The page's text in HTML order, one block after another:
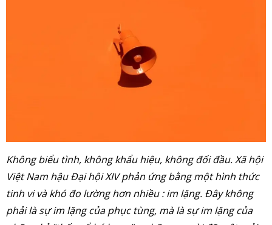
Không biểu tình, không khẩu hiệu, không đối đầu. Xã hội
Việt Nam hậu Đại hội XIV phản ứng bằng một hình thức
tinh vi và khó đo lường hơn nhiều : im lặng. Đây không
phải là sự im lặng của phục tùng, mà là sự im lặng của